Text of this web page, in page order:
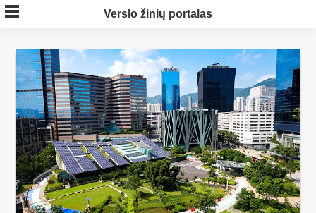
Skip
to
Verslo žinių portalas